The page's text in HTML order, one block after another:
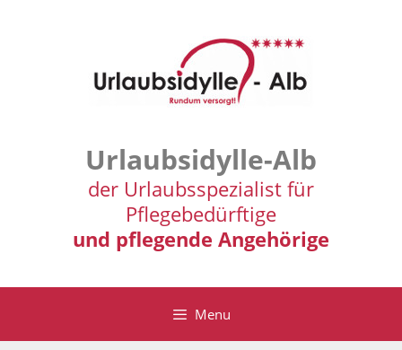
Urlaubsidylle-Alb
der Urlaubsspezialist für
Pflegebedürftige
und pflegende Angehörige
Menu